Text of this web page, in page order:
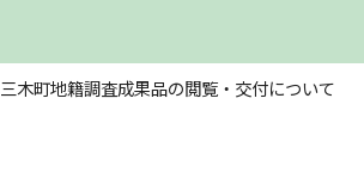
三木町地籍調査成果品の閲覧・交付について